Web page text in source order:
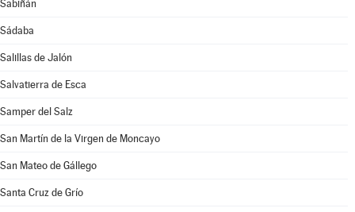
Sabiñán
Sádaba
Salillas de Jalón
Salvatierra de Esca
Samper del Salz
San Martín de la Virgen de Moncayo
San Mateo de Gállego
Santa Cruz de Grío